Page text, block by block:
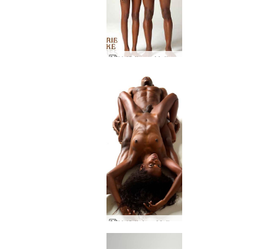
Valērija un Maika figūras